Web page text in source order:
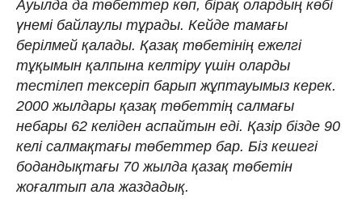
Ауылда да төбеттер көп, бірақ олардың көбі
үнемі байлаулы тұрады. Кейде тамағы
берілмей қалады. Қазақ төбетінің ежелгі
тұқымын қалпына келтіру үшін оларды
тестілеп тексеріп барып жұптауымыз керек.
2000 жылдары қазақ төбеттің салмағы
небары 62 келіден аспайтын еді. Қазір бізде 90
келі салмақтағы төбеттер бар. Біз кешегі
бодандықтағы 70 жылда қазақ төбетін
жоғалтып ала жаздадық.